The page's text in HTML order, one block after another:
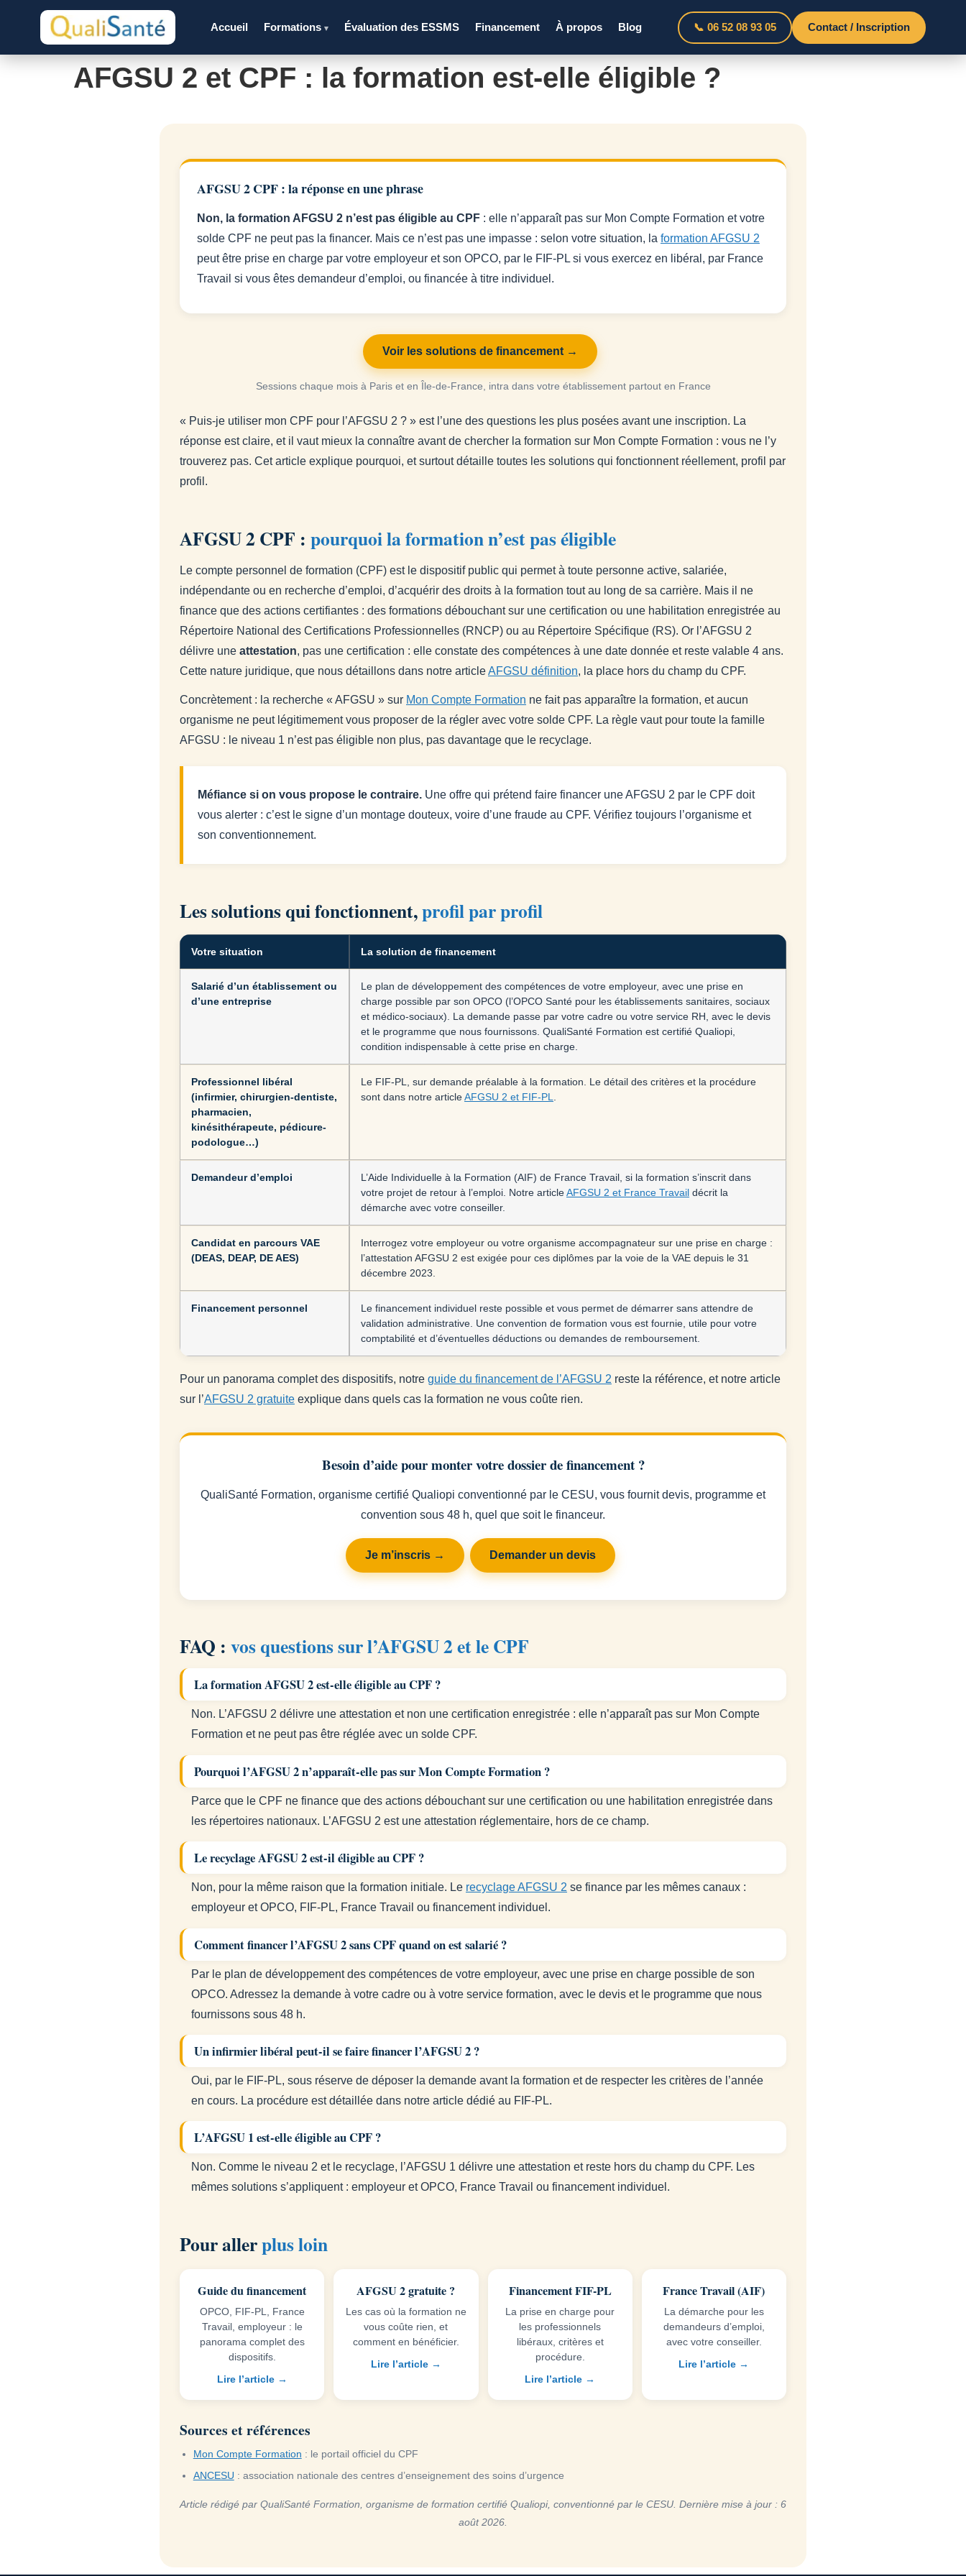
Accueil Formations▾ Évaluation des ESSMS Financement À propos Blog 📞 06 52 08 93 05 Contact / Inscription
AFGSU 2 et CPF : la formation est-elle éligible ?
AFGSU 2 CPF : la réponse en une phrase
Non, la formation AFGSU 2 n’est pas éligible au CPF : elle n’apparaît pas sur Mon Compte Formation et votre
solde CPF ne peut pas la financer. Mais ce n’est pas une impasse : selon votre situation, la formation AFGSU 2
peut être prise en charge par votre employeur et son OPCO, par le FIF-PL si vous exercez en libéral, par France
Travail si vous êtes demandeur d’emploi, ou financée à titre individuel.
Voir les solutions de financement →
Sessions chaque mois à Paris et en Île-de-France, intra dans votre établissement partout en France
« Puis-je utiliser mon CPF pour l’AFGSU 2 ? » est l’une des questions les plus posées avant une inscription. La
réponse est claire, et il vaut mieux la connaître avant de chercher la formation sur Mon Compte Formation : vous ne l’y
trouverez pas. Cet article explique pourquoi, et surtout détaille toutes les solutions qui fonctionnent réellement, profil par
profil.
AFGSU 2 CPF : pourquoi la formation n’est pas éligible
Le compte personnel de formation (CPF) est le dispositif public qui permet à toute personne active, salariée,
indépendante ou en recherche d’emploi, d’acquérir des droits à la formation tout au long de sa carrière. Mais il ne
finance que des actions certifiantes : des formations débouchant sur une certification ou une habilitation enregistrée au
Répertoire National des Certifications Professionnelles (RNCP) ou au Répertoire Spécifique (RS). Or l’AFGSU 2
délivre une attestation, pas une certification : elle constate des compétences à une date donnée et reste valable 4 ans.
Cette nature juridique, que nous détaillons dans notre articleAFGSU définition, la place hors du champ du CPF.
Concrètement : la recherche « AFGSU » sur Mon Compte Formation ne fait pas apparaître la formation, et aucun
organisme ne peut légitimement vous proposer de la régler avec votre solde CPF. La règle vaut pour toute la famille
AFGSU : le niveau 1 n’est pas éligible non plus, pas davantage que le recyclage.
Méfiance si on vous propose le contraire. Une offre qui prétend faire financer une AFGSU 2 par le CPF doit
vous alerter : c’est le signe d’un montage douteux, voire d’une fraude au CPF. Vérifiez toujours l’organisme et
son conventionnement.
Les solutions qui fonctionnent,profil par profil
Votre situation La solution de financement
Salarié d’un établissement ou
d’une entreprise
Le plan de développement des compétences de votre employeur, avec une prise en
charge possible par son OPCO (l’OPCO Santé pour les établissements sanitaires, sociaux
et médico-sociaux). La demande passe par votre cadre ou votre service RH, avec le devis
et le programme que nous fournissons. QualiSanté Formation est certifié Qualiopi,
condition indispensable à cette prise en charge.
Professionnel libéral
(infirmier, chirurgien-dentiste,
pharmacien,
kinésithérapeute, pédicure-
podologue…)
Le FIF-PL, sur demande préalable à la formation. Le détail des critères et la procédure
sont dans notre articleAFGSU 2 et FIF-PL.
Demandeur d’emploi
L’Aide Individuelle à la Formation (AIF) de France Travail, si la formation s’inscrit dans
votre projet de retour à l’emploi. Notre articleAFGSU 2 et France Travail décrit la
démarche avec votre conseiller.
Candidat en parcours VAE
(DEAS, DEAP, DE AES)
Interrogez votre employeur ou votre organisme accompagnateur sur une prise en charge :
l’attestation AFGSU 2 est exigée pour ces diplômes par la voie de la VAE depuis le 31
décembre 2023.
Financement personnel
Le financement individuel reste possible et vous permet de démarrer sans attendre de
validation administrative. Une convention de formation vous est fournie, utile pour votre
comptabilité et d’éventuelles déductions ou demandes de remboursement.
Pour un panorama complet des dispositifs, notre guide du financement de l’AFGSU 2 reste la référence, et notre article
sur l’AFGSU 2 gratuite explique dans quels cas la formation ne vous coûte rien.
Besoin d’aide pour monter votre dossier de financement ?
QualiSanté Formation, organisme certifié Qualiopi conventionné par le CESU, vous fournit devis, programme et
convention sous 48 h, quel que soit le financeur.
Je m’inscris → Demander un devis
FAQ : vos questions sur l’AFGSU 2 et le CPF
La formation AFGSU 2 est-elle éligible au CPF ?
Non. L’AFGSU 2 délivre une attestation et non une certification enregistrée : elle n’apparaît pas sur Mon Compte
Formation et ne peut pas être réglée avec un solde CPF.
Pourquoi l’AFGSU 2 n’apparaît-elle pas sur Mon Compte Formation ?
Parce que le CPF ne finance que des actions débouchant sur une certification ou une habilitation enregistrée dans
les répertoires nationaux. L’AFGSU 2 est une attestation réglementaire, hors de ce champ.
Le recyclage AFGSU 2 est-il éligible au CPF ?
Non, pour la même raison que la formation initiale. Le recyclage AFGSU 2 se finance par les mêmes canaux :
employeur et OPCO, FIF-PL, France Travail ou financement individuel.
Comment financer l’AFGSU 2 sans CPF quand on est salarié ?
Par le plan de développement des compétences de votre employeur, avec une prise en charge possible de son
OPCO. Adressez la demande à votre cadre ou à votre service formation, avec le devis et le programme que nous
fournissons sous 48 h.
Un infirmier libéral peut-il se faire financer l’AFGSU 2 ?
Oui, par le FIF-PL, sous réserve de déposer la demande avant la formation et de respecter les critères de l’année
en cours. La procédure est détaillée dans notre article dédié au FIF-PL.
L’AFGSU 1 est-elle éligible au CPF ?
Non. Comme le niveau 2 et le recyclage, l’AFGSU 1 délivre une attestation et reste hors du champ du CPF. Les
mêmes solutions s’appliquent : employeur et OPCO, France Travail ou financement individuel.
Pour allerplus loin
Guide du financement
OPCO, FIF-PL, France
Travail, employeur : le
panorama complet des
dispositifs.
Lire l’article →
AFGSU 2 gratuite ?
Les cas où la formation ne
vous coûte rien, et
comment en bénéficier.
Lire l’article →
Financement FIF-PL
La prise en charge pour
les professionnels
libéraux, critères et
procédure.
Lire l’article →
France Travail (AIF)
La démarche pour les
demandeurs d’emploi,
avec votre conseiller.
Lire l’article →
Sources et références
Mon Compte Formation : le portail officiel du CPF
ANCESU : association nationale des centres d’enseignement des soins d’urgence
Article rédigé par QualiSanté Formation, organisme de formation certifié Qualiopi, conventionné par le CESU. Dernière mise à jour : 6
août 2026.